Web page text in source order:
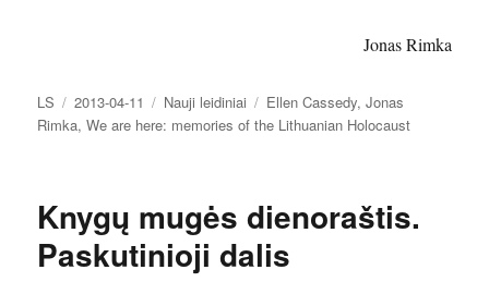
Jonas Rimka
Autorius
LS Paskelbta
2013-04-11 Kategorijos
Nauji leidiniai Žymos
Ellen Cassedy,Jonas
Rimka,We are here: memories of the Lithuanian Holocaust
Knygų mugės dienoraštis.
Paskutinioji dalis